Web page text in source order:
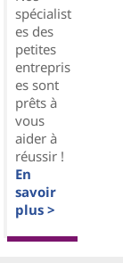
spécialist
es des
petites
entrepris
es sont
prêts à
vous
aider à
réussir !
En
savoir
plus >